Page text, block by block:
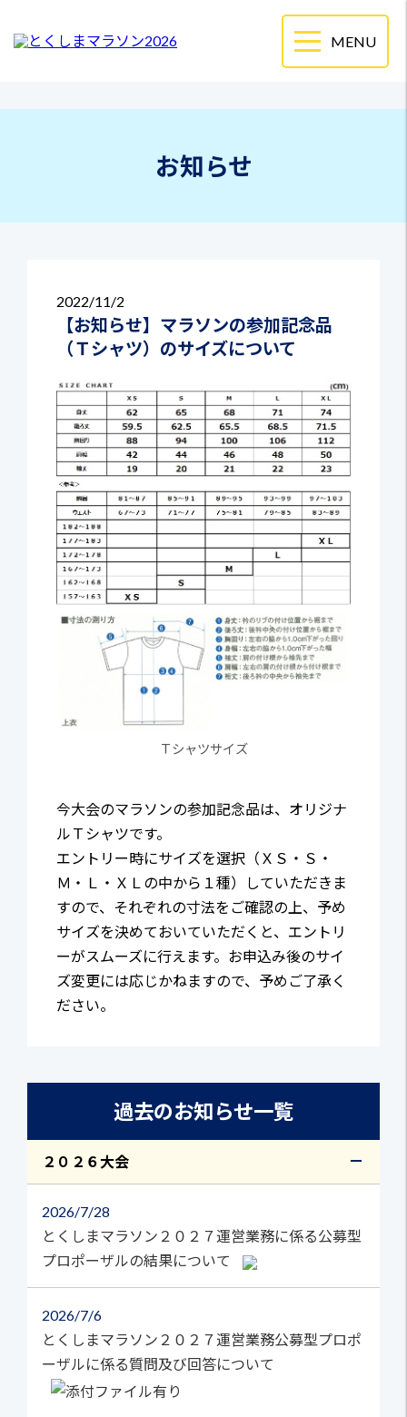
お知らせ
2022 11/2
【お知らせ】マラソンの参加記念品
（Ｔシャツ）のサイズについて
Ｔシャツサイズ
今大会のマラソンの参加記念品は、オリジナ
ルＴシャツです。
エントリー時にサイズを選択（ＸＳ・Ｓ・
Ｍ・Ｌ・ＸＬの中から１種）していただきま
すので、それぞれの寸法をご確認の上、予め
サイズを決めておいていただくと、エントリ
ーがスムーズに行えます。お申込み後のサイ
ズ変更には応じかねますので、予めご了承く
ださい。
過去のお知らせ一覧
２０２６大会
2026 7/28
とくしまマラソン２０２７運営業務に係る公募型
プロポーザルの結果について
2026 7/6
とくしまマラソン２０２７運営業務公募型プロポ
ーザルに係る質問及び回答について